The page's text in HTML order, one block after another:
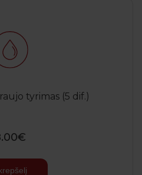
tyrimas (5 dif.)